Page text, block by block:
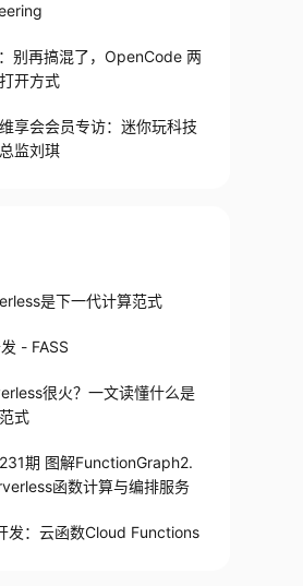
别再搞混了，OpenCode 两
开方式
享会会员专访：迷你玩科技
监刘琪
是下一代计算范式
- FASS
很火？一文读懂什么是
式
231期 图解FunctionGraph2.
函数计算与编排服务
发：云函数Cloud Functions